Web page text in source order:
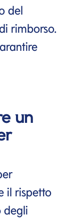
del
rimborso.
un
il rispetto
degli